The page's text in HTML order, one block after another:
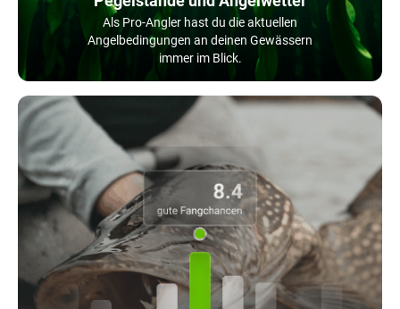
Als Pro-Angler hast du die aktuellen
Angelbedingungen an deinen Gewässern
immer im Blick.